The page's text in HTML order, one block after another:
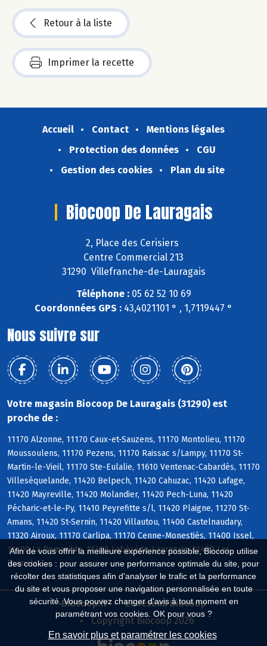
Afin de vous offrir la meilleure expérience possible, Biocoop utilise
des cookies : pour assurer une performance optimale du site, pour
récolter des statistiques afin d'analyser le trafic et la performance
du site et vous proposer une navigation personnalisée en toute
sécurité. Vous pouvez changer d'avis à tout moment en
paramétrant vos cookies. OK pour vous ?
En savoir plus et paramétrer les cookies
Retour à la liste
Imprimer la recette
Accueil Contact
Mentions légales
Protection des données
CGU
Gestion des cookies
Plan du site
Biocoop De Lauragais
2, Place des Cerisiers
Centre Commercial 213
31290 Villefranche-de-Lauragais
Téléphone :05 62 52 10 69
Coordonnées GPS : 43,4021101 ° , 1,7119447 °
Nous suivre sur
Votre magasin Biocoop De Lauragais (31290) est
proche de :
11170 Alzonne, 11170 Caux-et-Sauzens, 11170 Montolieu, 11170
Moussoulens, 11170 Pezens, 11170 Raissac s/Lampy, 11170 St-
Martin-le-Vieil, 11170 Ste-Eulalie, 11610 Ventenac-Cabardès, 11170
Villesèquelande, 11420 Belpech, 11420 Cahuzac, 11420 Lafage,
11420 Mayreville, 11420 Molandier, 11420 Pech-Luna, 11420
Pécharic-et-le-Py, 11410 Peyrefitte s/l, 11420 Plaigne, 11270 St-
Amans, 11420 St-Sernin, 11420 Villautou, 11400 Castelnaudary,
11320 Airoux, 11170 Carlipa, 11170 Cenne-Monestiés, 11400 Issel,
11400 La Pomarède, 11400 Labécède-Lauragais, 11400 Les
Brunels
Biocoop.fr
Le réseau Biocoop
Copyright Biocoop 2026